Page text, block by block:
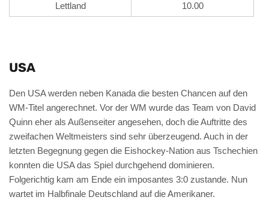
Lettland 10.00
USA
Den USA werden neben Kanada die besten Chancen auf den
WM-Titel angerechnet. Vor der WM wurde das Team von David
Quinn eher als Außenseiter angesehen, doch die Auftritte des
zweifachen Weltmeisters sind sehr überzeugend. Auch in der
letzten Begegnung gegen die Eishockey-Nation aus Tschechien
konnten die USA das Spiel durchgehend dominieren.
Folgerichtig kam am Ende ein imposantes 3:0 zustande. Nun
wartet im Halbfinale Deutschland auf die Amerikaner.